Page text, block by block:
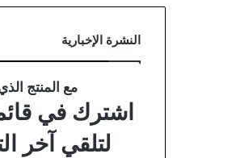
النشرة الإخبارية
مع المنتج
اشترك في
لتلقي آخر